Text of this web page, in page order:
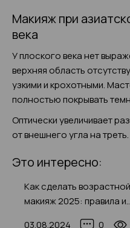
Макияж при
века
У плоского века нет
верхняя область
узкими и крохотными.
полностью покрывать
Оптически увеличивает
от внешнего угла на треть.
Это интересно:
Как сделать возрастной
макияж 2025: правила и
03.08.2024 0